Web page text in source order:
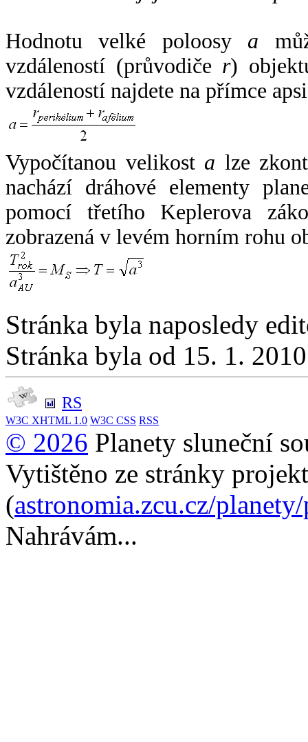
Hodnotu velké poloosy a
vzdáleností (průvodiče r)
vzdáleností najdete na přímce
Vypočítanou velikost a lze
nachází dráhové elementy
pomocí třetího Keplerova
zobrazená v levém horním rohu
Stránka byla naposledy
Stránka byla od 15. 1.
RS
W3C XHTML 1.0 W3C CSS RSS
© 2026 Planety sluneční
Vytištěno ze stránky
(astronomia.zcu.cz/
Nahrávám...